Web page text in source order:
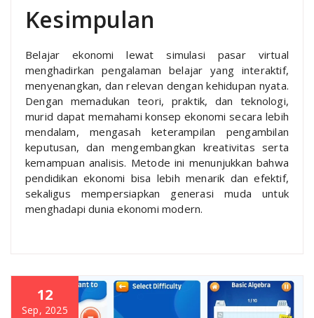
Kesimpulan
Belajar ekonomi lewat simulasi pasar virtual
menghadirkan pengalaman belajar yang interaktif,
menyenangkan, dan relevan dengan kehidupan nyata.
Dengan memadukan teori, praktik, dan teknologi,
murid dapat memahami konsep ekonomi secara lebih
mendalam, mengasah keterampilan pengambilan
keputusan, dan mengembangkan kreativitas serta
kemampuan analisis. Metode ini menunjukkan bahwa
pendidikan ekonomi bisa lebih menarik dan efektif,
sekaligus mempersiapkan generasi muda untuk
menghadapi dunia ekonomi modern.
12
Sep, 2025